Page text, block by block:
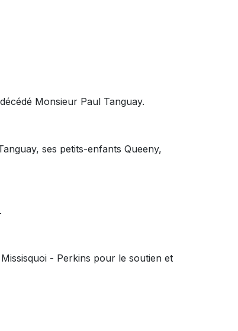
Monsieur Paul Tanguay.
ses petits-enfants Queeny,
- Perkins pour le soutien et